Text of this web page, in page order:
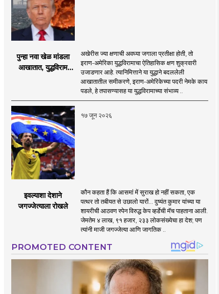
पुन्हा नवा खेळ मांडला
आखातात, युद्धविराम
अखेरीस ज्या क्षणाची अवघ्या जगाला प्रतीक्षा होती, तो
इराण-अमेरिका युद्धविरामाचा ऐतिहासिक क्षण शुक्रवारी
उजाडणार आहे. त्यानिमित्ताने या युद्धाने बदललेली
आखातातील समीकरणे, इराण-अमेरिकेच्या पदरी नेमके काय
पडले, हे तपासण्यासह या युद्धविरामाच्या संभाव्य ..
१७ जून २०२६
इवल्याशा देशाने
जगज्जेत्याला रोखले
कौन कहता हैं कि आसमां में सुराख हो नहीं सकता, एक
पत्थर तो तबीयत से उछालो यारों... दुष्यंत कुमार यांच्या या
शायरीची आठवण स्पेन विरुद्ध केप व्हर्डेची मॅच पाहताना आली.
जेमतेम ४ लाख, ९१ हजार, २३३ लोकसंख्येचा हा देश; पण
त्यांनी माजी जगज्जेत्या आणि जागतिक ..